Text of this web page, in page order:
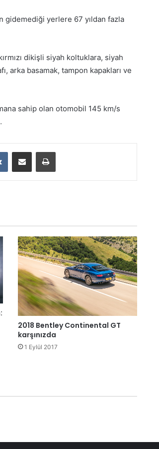
gidemediği yerlere 67 yıldan fazla
dikişli siyah koltuklara, siyah
arka basamak, tampon kapakları ve
sahip olan otomobil 145 km/s
2018 Bentley Continental GT
karşınızda
1 Eylül 2017